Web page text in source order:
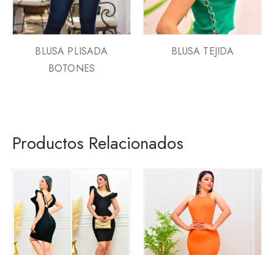
BLUSA PLISADA
BOTONES
BLUSA TEJIDA
Productos Relacionados